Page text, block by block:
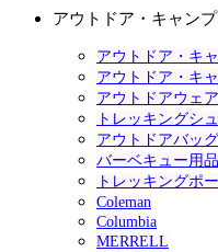
アウトドア・キャン
アウトドア・キ
アウトドア・キ
アウトドアウェア
トレッキングシ
アウトドアバッグ
バーベキュー用品
トレッキングポ
Coleman
Columbia
MERRELL